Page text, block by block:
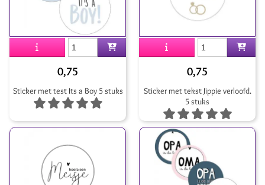
0,75
Sticker met test Its a Boy 5 stuks
0,75
Sticker met tekst Jippie verloofd.
5 stuks